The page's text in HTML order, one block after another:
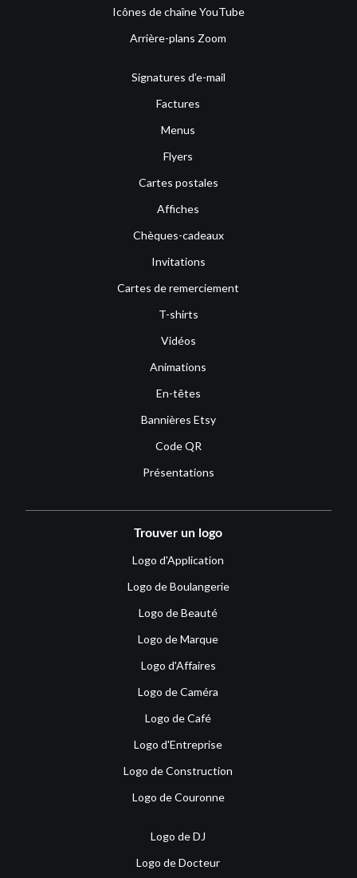
Icônes de chaîne YouTube
Arrière-plans Zoom
Signatures d’e-mail
Factures
Menus
Flyers
Cartes postales
Affiches
Chèques-cadeaux
Invitations
Cartes de remerciement
T-shirts
Vidéos
Animations
En-têtes
Bannières Etsy
Code QR
Présentations
Trouver un logo
Logo d'Application
Logo de Boulangerie
Logo de Beauté
Logo de Marque
Logo d'Affaires
Logo de Caméra
Logo de Café
Logo d'Entreprise
Logo de Construction
Logo de Couronne
Logo de DJ
Logo de Docteur